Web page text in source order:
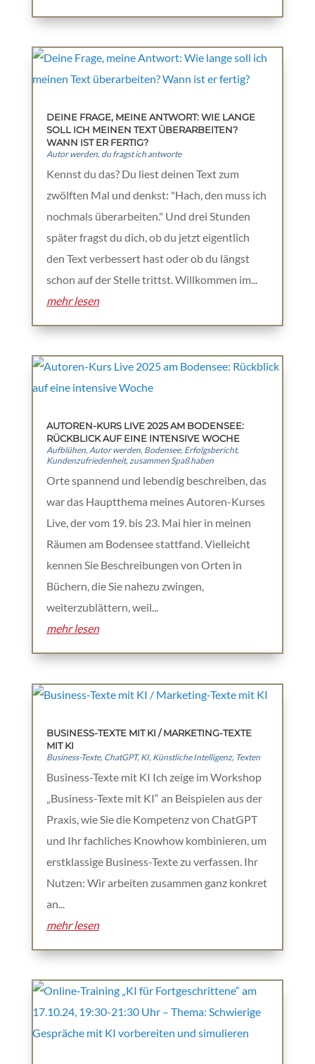
DEINE FRAGE, MEINE ANTWORT: WIE LANGE
SOLL ICH MEINEN TEXT ÜBERARBEITEN?
WANN IST ER FERTIG?
Autor werden, du fragst ich antworte
Kennst du das? Du liest deinen Text zum
zwölften Mal und denkst: "Hach, den muss ich
nochmals überarbeiten." Und drei Stunden
später fragst du dich, ob du jetzt eigentlich
den Text verbessert hast oder ob du längst
schon auf der Stelle trittst. Willkommen im...
mehr lesen
AUTOREN-KURS LIVE 2025 AM BODENSEE:
RÜCKBLICK AUF EINE INTENSIVE WOCHE
Aufblühen, Autor werden, Bodensee, Erfolgsbericht,
Kundenzufriedenheit, zusammen Spaß haben
Orte spannend und lebendig beschreiben, das
war das Hauptthema meines Autoren-Kurses
Live, der vom 19. bis 23. Mai hier in meinen
Räumen am Bodensee stattfand. Vielleicht
kennen Sie Beschreibungen von Orten in
Büchern, die Sie nahezu zwingen,
weiterzublättern, weil...
mehr lesen
BUSINESS-TEXTE MIT KI / MARKETING-TEXTE
MIT KI
Business-Texte, ChatGPT, KI, Künstliche Intelligenz, Texten
Business-Texte mit KI Ich zeige im Workshop
„Business-Texte mit KI“ an Beispielen aus der
Praxis, wie Sie die Kompetenz von ChatGPT
und Ihr fachliches Knowhow kombinieren, um
erstklassige Business-Texte zu verfassen. Ihr
Nutzen: Wir arbeiten zusammen ganz konkret
an...
mehr lesen